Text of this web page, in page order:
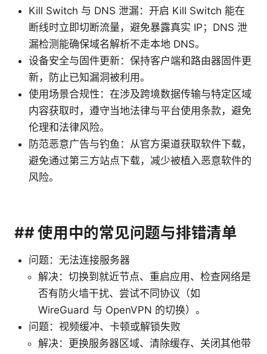
Kill Switch 与 DNS 泄漏：开启 Kill Switch 能在
断线时立即切断流量，避免暴露真实 IP；DNS 泄
漏检测能确保域名解析不走本地 DNS。
设备安全与固件更新：保持客户端和路由器固件更
新，防止已知漏洞被利用。
使用场景合规性：在涉及跨境数据传输与特定区域
内容获取时，遵守当地法律与平台使用条款，避免
伦理和法律风险。
防范恶意广告与钓鱼：从官方渠道获取软件下载，
避免通过第三方站点下载，减少被植入恶意软件的
风险。
## 使用中的常见问题与排错清单
问题：无法连接服务器
解决：切换到就近节点、重启应用、检查网络是
否有防火墙干扰、尝试不同协议（如
WireGuard 与 OpenVPN 的切换）。
问题：视频缓冲、卡顿或解锁失败
解决：更换服务器区域、清除缓存、关闭其他带